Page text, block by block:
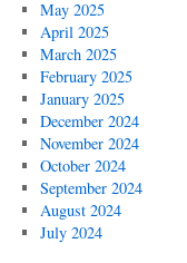
May 2025
April 2025
March 2025
February 2025
January 2025
December 2024
November 2024
October 2024
September 2024
August 2024
July 2024